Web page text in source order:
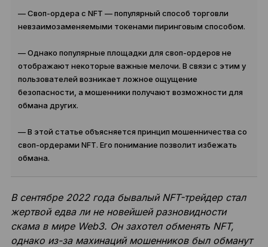
— Своп-ордера с NFT — популярный способ торговли
невзаимозаменяемыми токенами пиринговым способом.
— Однако популярные площадки для своп-ордеров не
отображают некоторые важные мелочи. В связи с этим у
пользователей возникает ложное ощущение
безопасности, а мошенники получают возможности для
обмана других.
— В этой статье объясняется принцип мошенничества со
своп-ордерами NFT. Его понимание позволит избежать
обмана.
В сентябре 2022 года бывалый NFT-трейдер стал
жертвой едва ли не новейшей разновидности
скама в мире Web3. Он захотел обменять NFT,
однако из-за махинаций мошенников был обманут